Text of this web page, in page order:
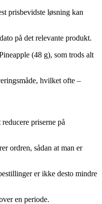
prisbevidste løsning kan
på det relevante produkt.
(48 g), som trods alt
hvilket ofte –
priserne på
ordren, sådan at man er
er ikke desto mindre
en periode.